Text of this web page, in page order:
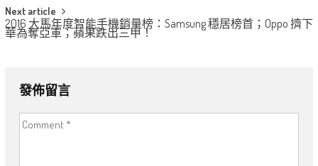
Next article
2016 大馬年度智能手機銷量榜：Samsung 穩居榜首；Oppo 擠下
華為奪亞軍；蘋果跌出三甲！
發佈留言